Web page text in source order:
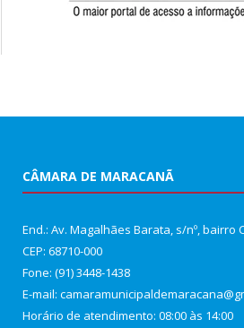
CÂMARA DE MARACANÃ
End.: Av. Magalhães Barata, s/nº, bairro
CEP: 68710-000
Fone: (91) 3448-1438
E-mail:
Horário de atendimento: 08:00 às 14:00